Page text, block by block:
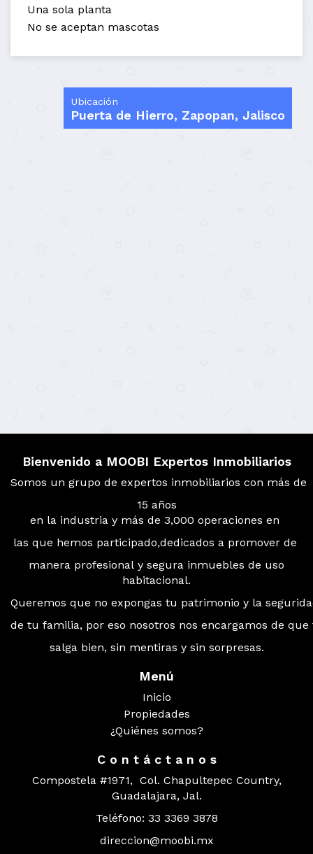
Una sola planta
No se aceptan mascotas
Ubicación
Puerta de Hierro, Zapopan, Jalisco
Bienvenido a MOOBI Expertos Inmobiliarios
Somos un grupo de expertos inmobiliarios con más de
15 años
en la industria y más de 3,000 operaciones en
las que hemos participado,dedicados a promover de
manera profesional y segura inmuebles de uso
habitacional.
Queremos que no expongas tu patrimonio y la
de tu familia, por eso nosotros nos encargamos de que
salga bien, sin mentiras y sin sorpresas.
Menú
Inicio
Propiedades
¿Quiénes somos?
C o n t á c t a n o s
Compostela #1971, Col. Chapultepec Country,
Guadalajara, Jal.
Teléfono: 33 3369 3878
direccion@moobi.mx